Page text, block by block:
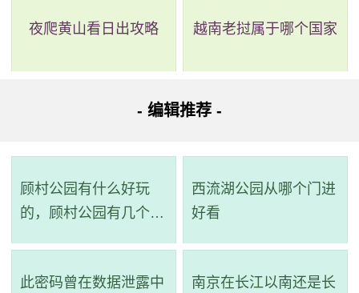
路线简介：起点 ->步行-> 243路（杨箕村站 至 琶洲大桥
总站(美林花园)方向)经过10站到琶洲大桥北站；同站换乘；
琶洲大桥北站乘大学城专线1路(大学城广大总站方向)经过5站
到广外站；步行642米到达目的地。
夜爬黄山看日出攻略 越南老挝属于哪个国家
- 编辑推荐 -
顾村公园有什么好玩
的，顾村公园有几个景
西流湖公园从哪个门进
好看
此密码曾在数据泄露中
南京在长江以南还是长